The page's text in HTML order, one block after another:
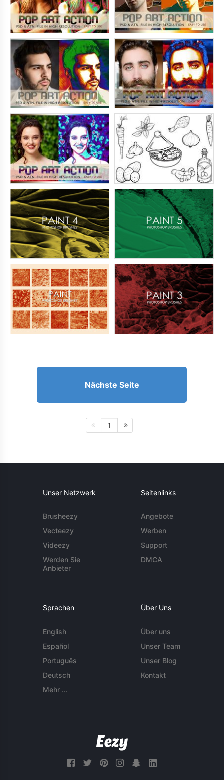
Nächste Seite
1
Unser Netzwerk
Brusheezy
Vecteezy
Videezy
Werden Sie
Anbieter
Seitenlinks
Angebote
Werben
Support
DMCA
Sprachen
English
Español
Português
Deutsch
Mehr ...
Über Uns
Über uns
Unser Team
Unser Blog
Kontakt